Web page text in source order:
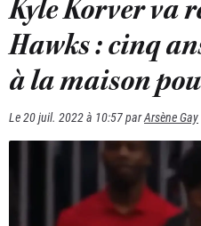
Kyle Korver va
Hawks : cinq
à la maison
Le20 juil. 2022 à 10:57parArsène Gay